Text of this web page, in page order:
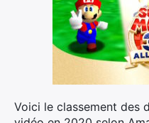
Voici le classement des